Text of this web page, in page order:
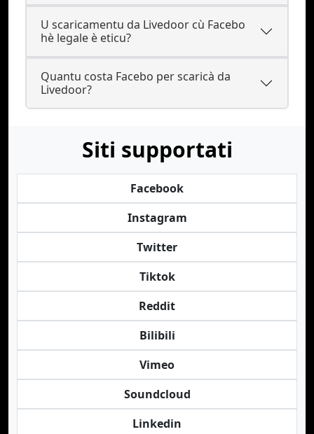
U scaricamentu da Livedoor cù Facebo
hè legale è eticu?
Quantu costa Facebo per scaricà da
Livedoor?
Siti supportati
Facebook
Instagram
Twitter
Tiktok
Reddit
Bilibili
Vimeo
Soundcloud
Linkedin